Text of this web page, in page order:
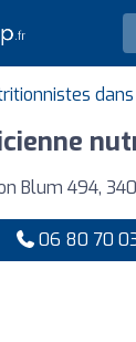
Blum 494,
06 80 70